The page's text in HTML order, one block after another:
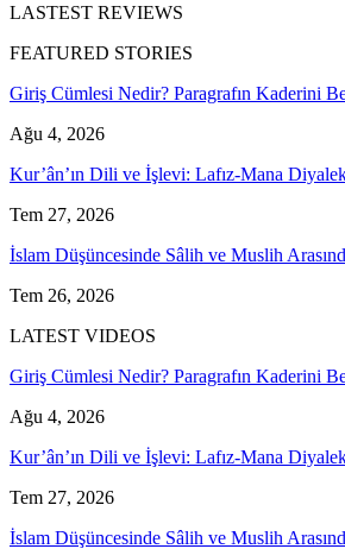
LASTEST REVIEWS
FEATURED STORIES
Giriş Cümlesi Nedir? Paragrafın Kaderini
Ağu 4, 2026
Kur’ân’ın Dili ve İşlevi: Lafız-Mana
Tem 27, 2026
İslam Düşüncesinde Sâlih ve Muslih
Tem 26, 2026
LATEST VIDEOS
Giriş Cümlesi Nedir? Paragrafın Kaderini
Ağu 4, 2026
Kur’ân’ın Dili ve İşlevi: Lafız-Mana
Tem 27, 2026
İslam Düşüncesinde Sâlih ve Muslih